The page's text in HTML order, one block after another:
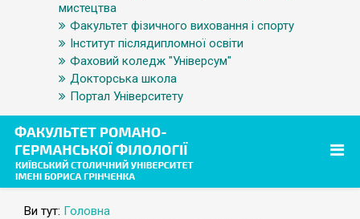
мистецтва
Факультет фізичного виховання і спорту
Інститут післядипломної освіти
Фаховий коледж "Універсум"
Докторська школа
Портал Університету
Ви тут: Головна